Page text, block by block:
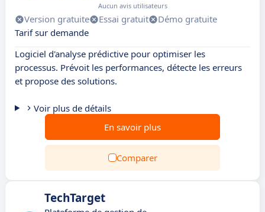
Aucun avis utilisateurs
Version gratuite Essai gratuit
Démo gratuite
Tarif sur demande
Logiciel d'analyse prédictive pour optimiser les
processus. Prévoit les performances, détecte les erreurs
et propose des solutions.
Voir plus de détails
En savoir plus
Comparer
TechTarget